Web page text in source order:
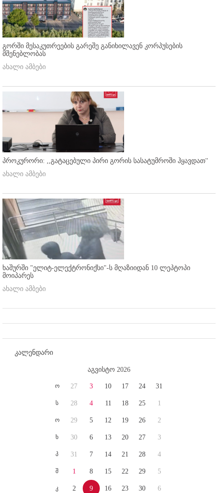
გორში მესაკუთრეების გარეშე განიხილავენ კორპუსების
მშენებლობას
ახალი ამბები
პროკურორი: ,,გატაცებული პირი გორის სასატუმროში ჰყავდათ''
ახალი ამბები
ხაშურში "ელიტ-ელექტრონიქსი"-ს მღაზიიდან 10 ლეპტოპი
მოიპარეს
ახალი ამბები
კალენდარი
აგვისტო 2026
ო
ს
ო
ხ
პ
შ
კ
27
28
29
30
31
1
2
3
4
5
6
7
8
9
10
11
12
13
14
15
16
17
18
19
20
21
22
23
24
25
26
27
28
29
30
31
1
2
3
4
5
6